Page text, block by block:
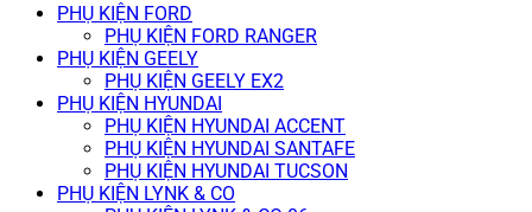
PHỤ KIỆN FORD
PHỤ KIỆN FORD RANGER
PHỤ KIỆN GEELY
PHỤ KIỆN GEELY EX2
PHỤ KIỆN HYUNDAI
PHỤ KIỆN HYUNDAI ACCENT
PHỤ KIỆN HYUNDAI SANTAFE
PHỤ KIỆN HYUNDAI TUCSON
PHỤ KIỆN LYNK & CO